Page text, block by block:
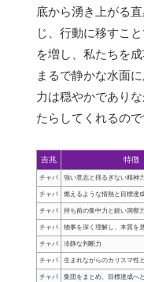
底から湧き上がる
じ、行動に移すこ
を増し、私たちを
まるで静かな水面
力は穏やかであり
たらしてくれるので
吉兆 特徴
チャパ 強い意志と揺るぎない精神力
チャパ 燃えるような情熱と目標達
チャパ 持ち前の集中力と鋭い洞察力
チャパ 物事を深く理解し、本質を
チャパ 冷静な判断力
チャパ 生まれながらのカリスマ性
チャパ 集団をまとめ、目標達成へ